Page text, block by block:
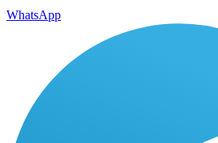
WhatsApp